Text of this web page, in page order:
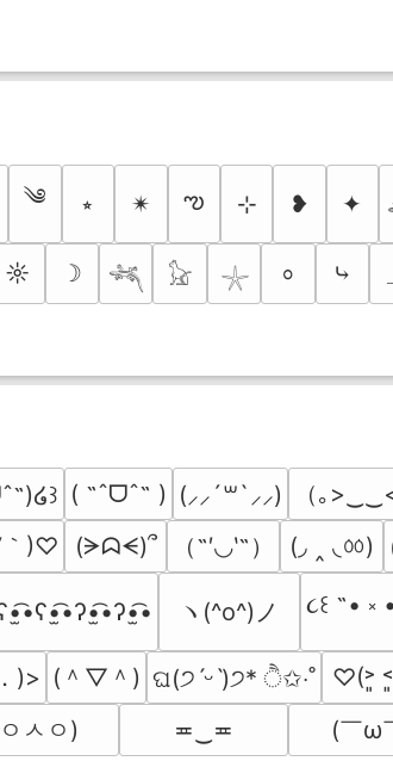
༄ ⭒ ✴︎ ఌ ⊹ ❥ ✦
☼ ☽ 𓆈 𓃠 𓇼 ⸰ ⤷
໒꒱ ( ˶ˆᗜˆ˵ ) (⸝⸝´꒳`⸝⸝) （｡
｀)♡ (ᗒᗣᗕ)՞ （˶′◡‵˶） (◞ ‸ ◟ㆀ)
ヽ(^o^)ノ ૮꒰ ˶• ༝
)> (＾▽＾) ଘ(੭ˊᵕˋ)੭* ੈ✩‧˚ ♡(˃͈
ㅅㅇ) ≖‿≖ (￣ω